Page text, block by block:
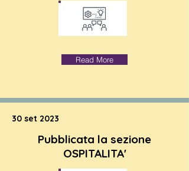
Read More
30 set 2023
Pubblicata la sezione
OSPITALITA'